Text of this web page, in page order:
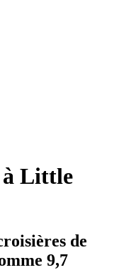
à Little
de
9,7